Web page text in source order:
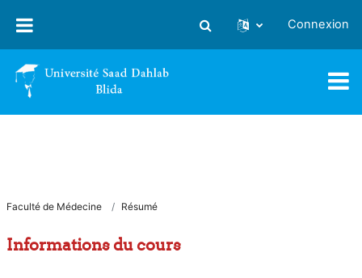
Activer/désactiver la saisie
Connexion
Faculté de Médecine Résumé
Informations du cours